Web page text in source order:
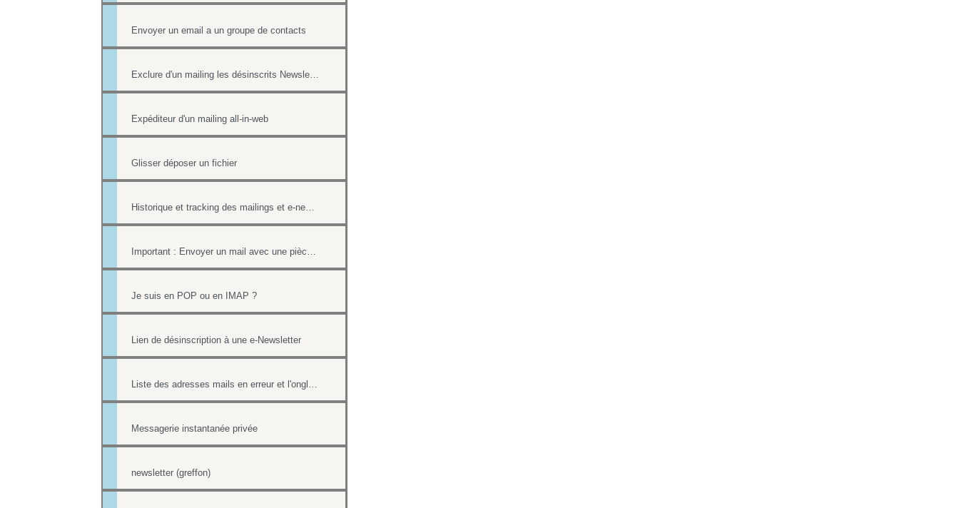
Envoyer un email a un groupe de contacts
Expéditeur d'un mailing all-in-web
Glisser déposer un fichier
Je suis en POP ou en IMAP ?
Lien de désinscription à une e-Newsletter
Messagerie instantanée privée
newsletter (greffon)